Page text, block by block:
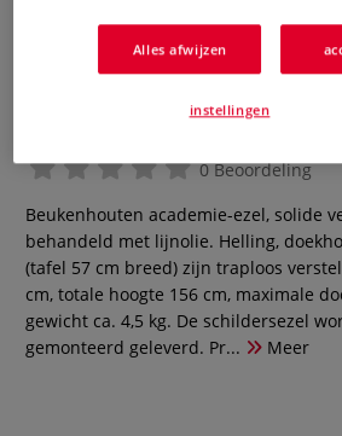
JAX® | Basic Studioezel
0 Beoordeling
Beukenhouten academie-ezel, solide
behandeld met lijnolie. Helling,
(tafel 57 cm breed) zijn traploos
cm, totale hoogte 156 cm, maximale
gewicht ca. 4,5 kg. De schildersezel
gemonteerd geleverd. Pr...
Meer
Alles afwijzen
instellingen